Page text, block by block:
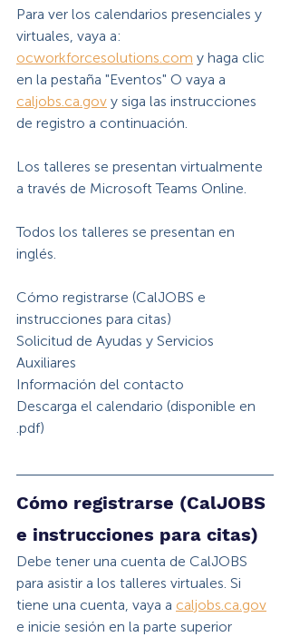
Para ver los calendarios presenciales y
virtuales, vaya a:
ocworkforcesolutions.com y haga clic
en la pestaña "Eventos" O vaya a
caljobs.ca.gov y siga las instrucciones
de registro a continuación.
Los talleres se presentan virtualmente
a través de Microsoft Teams Online.
Todos los talleres se presentan en
inglés.
Cómo registrarse (CalJOBS e
instrucciones para citas)
Solicitud de Ayudas y Servicios
Auxiliares
Información del contacto
Descarga el calendario (disponible en
.pdf)
Cómo registrarse (CalJOBS
e instrucciones para citas)
Debe tener una cuenta de CalJOBS
para asistir a los talleres virtuales. Si
tiene una cuenta, vaya a caljobs.ca.gov
e inicie sesión en la parte superior